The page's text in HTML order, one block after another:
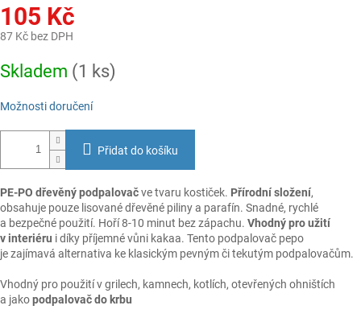
105 Kč
87 Kč bez DPH
cena:
Skladem (1 ks)
Možnosti doručení
Přidat do košíku
PE-PO dřevěný podpalovačve tvaru kostiček. Přírodní složení,
obsahuje pouze lisované dřevěné piliny a parafín. Snadné, rychlé
a bezpečné použití. Hoří 8-10 minut bez zápachu. Vhodný pro užití
v interiéru i díky příjemné vůni kakaa. Tento podpalovač pepo
je zajímavá alternativa ke klasickým pevným či tekutým podpalovačům.
Vhodný pro použití v grilech, kamnech, kotlích, otevřených ohništích
a jakopodpalovač do krbu